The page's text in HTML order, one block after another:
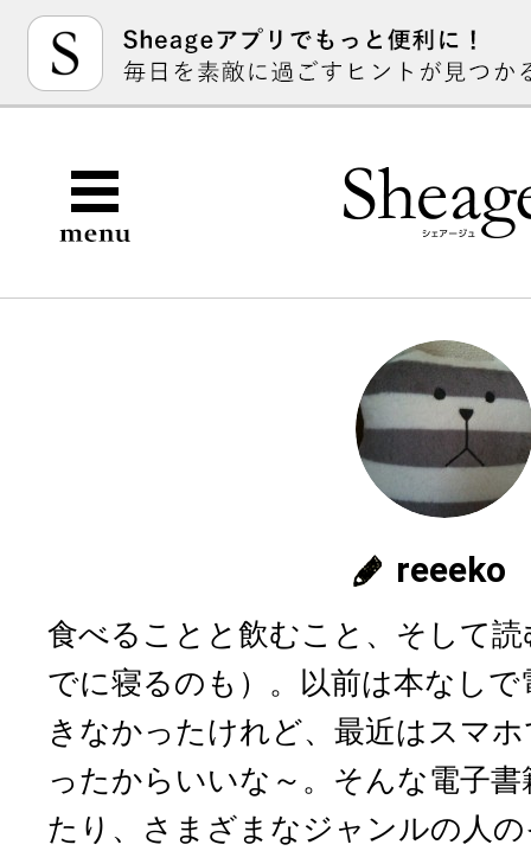
reeeko
食べることと飲むこと、そして
でに寝るのも）。以前は本なし
きなかったけれど、最近はスマ
ったからいいな～。そんな電子
たり、さまざまなジャンルの人